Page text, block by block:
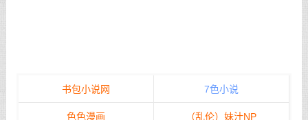
书包小说网 7色小说
色色漫画 （乱伦）妹汁NP